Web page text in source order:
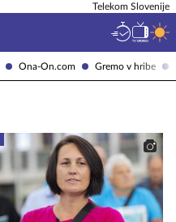
Ona-On.com Gremo v hribe
Telekom Slovenije